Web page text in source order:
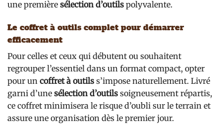
une première sélection d’outils polyvalente.
Le coffret à outils complet pour démarrer
efficacement
Pour celles et ceux qui débutent ou souhaitent
regrouper l’essentiel dans un format compact, opter
pour un coffret à outils s’impose naturellement. Livré
garni d’une sélection d’outils soigneusement répartis,
ce coffret minimisera le risque d’oubli sur le terrain et
assure une organisation dès le premier jour.